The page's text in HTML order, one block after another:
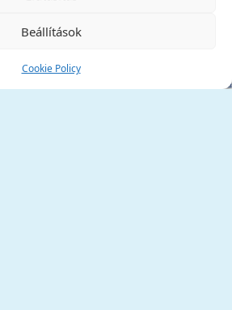
Beállítások
Cookie Policy
Önkormányzata